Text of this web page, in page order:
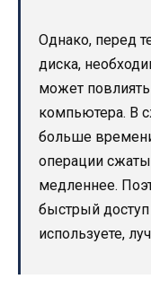
Однако, перед
диска,
может
компьютера. В
больше
операции
медленнее.
быстрый
используете,